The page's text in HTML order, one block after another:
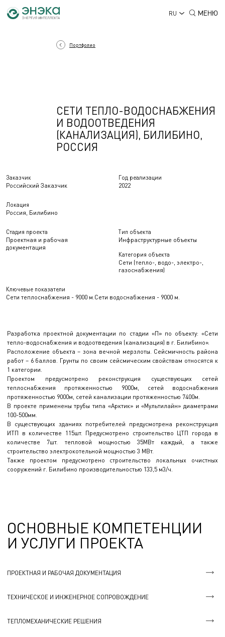
RU МЕНЮ
Заказчик
Российский Заказчик
Год реализации
2022
Локация
Россия, Билибино
Стадия проекта
Проектная и рабочая
документация
Тип объекта
Инфраструктурные объекты
Категория объекта
Сети (тепло-, водо-, электро-,
газоснабжения)
Ключевые показатели
Сети теплоснабжения - 9000 м.Сети водоснабжения - 9000 м.
Портфолио
СЕТИ ТЕПЛО-ВОДОСНАБЖЕНИЯ
И ВОДООТВЕДЕНИЯ
(КАНАЛИЗАЦИЯ), БИЛИБИНО,
РОССИЯ
Разработка проектной документации по стадии «П» по объекту: «Сети
тепло-водоснабжения и водоотведения (канализация) в г. Билибино».
Расположение объекта – зона вечной мерзлоты. Сейсмичность района
работ – 6 баллов. Грунты по своим сейсмическим свойствам относятся к
1 категории.
Проектом предусмотрено реконструкция существующих сетей
теплоснабжения протяженностью 9000м, сетей водоснабжения
протяженностью 9000м, сетей канализации протяженностью 7400м.
В проекте применены трубы типа «Арктик» и «Мультилайн» диаметрами
100-500мм.
В существующих зданиях потребителей предусмотрена реконструкция
ИТП в количестве 115шт. Предусмотрено строительство ЦТП города в
количестве 7шт. тепловой мощностью 35МВт каждый, а также
строительство электрокотельной мощностью 3 МВт.
Также проектом предусмотрено строительство локальных очистных
сооружений г. Билибино производительностью 133,5 м3/ч.
ОСНОВНЫЕ КОМПЕТЕНЦИИ
И УСЛУГИ ПРОЕКТА
ПРОЕКТНАЯ И РАБОЧАЯ ДОКУМЕНТАЦИЯ
ТЕХНИЧЕСКОЕ И ИНЖЕНЕРНОЕ СОПРОВОЖДЕНИЕ
ТЕПЛОМЕХАНИЧЕСКИЕ РЕШЕНИЯ